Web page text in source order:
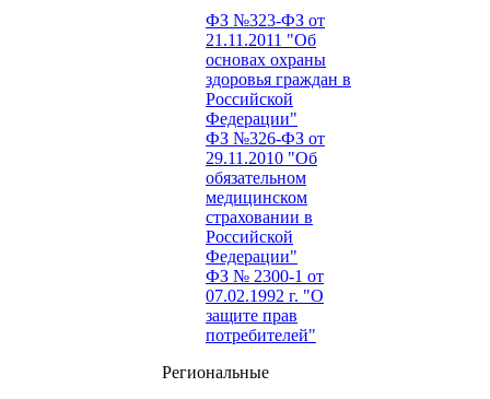
ФЗ №323-ФЗ от
21.11.2011 "Об
основах охраны
здоровья граждан в
Российской
Федерации"
ФЗ №326-ФЗ от
29.11.2010 "Об
обязательном
медицинском
страховании в
Российской
Федерации"
ФЗ № 2300-1 от
07.02.1992 г. "О
защите прав
потребителей"
Региональные